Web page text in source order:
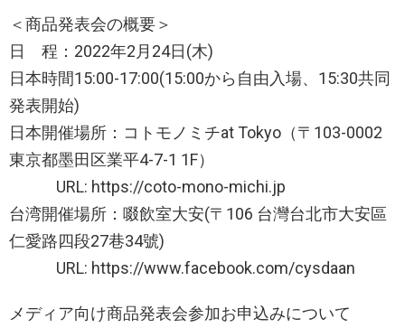
＜商品発表会の概要＞
日 程：2022年2月24日(木)
日本時間15:00-17:00(15:00から自由入場、15:30共同
発表開始)
日本開催場所：コトモノミチat Tokyo（〒103-0002
東京都墨⽥区業平4-7-1 1F）
URL: https://coto-mono-michi.jp
台湾開催場所：啜飲室大安(〒106 台灣台北市大安區
仁愛路四段27巷34號)
URL: https://www.facebook.com/cysdaan
メディア向け商品発表会参加お申込みについて